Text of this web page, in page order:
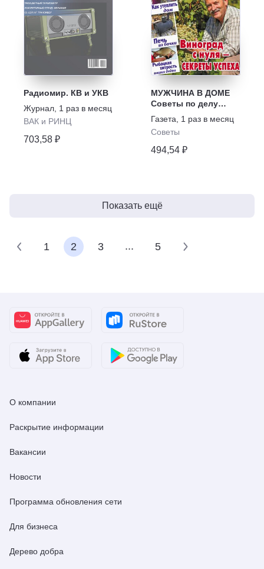
Радиомир. КВ и УКВ
Журнал 1 раз в месяц
ВАК и РИНЦ
703,58 ₽
МУЖЧИНА В ДОМЕ
Советы по делу
Хозяйство Ремонт
Газета
1 раз в месяц
Советы
494,54 ₽
Показать ещё
1 2 3 ... 5
О компании
Раскрытие информации
Вакансии
Новости
Программа обновления сети
Для бизнеса
Дерево добра